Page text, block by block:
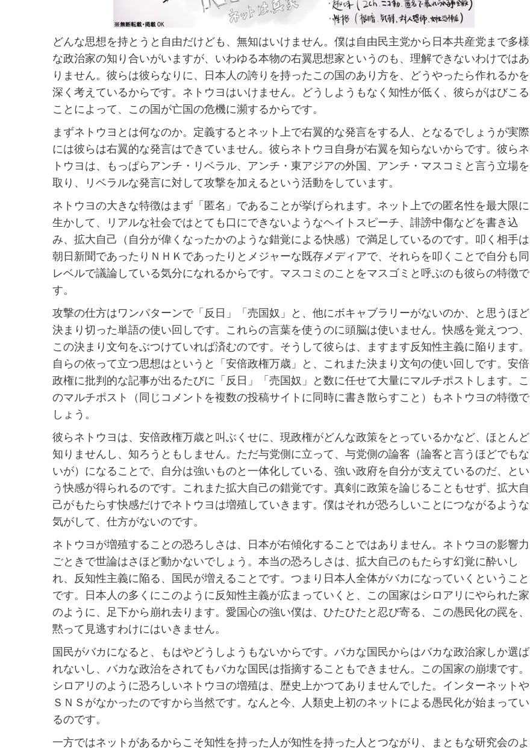
どんな思想を持とうと自由だけども、無知はいけません。僕は自由民主党から日本共産党まで多様
な政治家の知り合いがいますが、いわゆる本物の右翼思想家というのも、理解できないわけではあ
りません。彼らは彼らなりに、日本人の誇りを持ったこの国のあり方を、どうやったら作れるかを
深く考えているからです。ネトウヨはいけません。どうしようもなく知性が低く、彼らがはびこる
ことによって、この国が亡国の危機に瀕するからです。
まずネトウヨとは何なのか。定義するとネット上で右翼的な発言をする人、となるでしょうが実際
には彼らは右翼的な発言はできていません。彼らネトウヨ自身が右翼を知らないからです。彼らネ
トウヨは、もっぱらアンチ・リベラル、アンチ・東アジアの外国、アンチ・マスコミと言う立場を
取り、リベラルな発言に対して攻撃を加えるという活動をしています。
ネトウヨの大きな特徴はまず「匿名」であることが挙げられます。ネット上での匿名性を最大限に
生かして、リアルな社会ではとても口にできないようなヘイトスピーチ、誹謗中傷などを書き込
み、拡大自己（自分が偉くなったかのような錯覚による快感）で満足しているのです。叩く相手は
朝日新聞であったりＮＨＫであったりとメジャーな既存メディアで、それらを叩くことで自分も同
レベルで議論している気分になれるからです。マスコミのことをマスゴミと呼ぶのも彼らの特徴で
す。
攻撃の仕方はワンパターンで「反日」「売国奴」と、他にボキャブラリーがないのか、と思うほど
決まり切った単語の使い回しです。これらの言葉を使うのに頭脳は使いません。快感を覚えつつ、
この決まり文句をぶつけていれば済むのです。そうして彼らは、ますます反知性主義に陥ります。
自らの依って立つ思想はというと「安倍政権万歳」と、これまた決まり文句の使い回しです。安倍
政権に批判的な記事が出るたびに「反日」「売国奴」と数に任せて大量にマルチポストします。こ
のマルチポスト（同じコメントを複数の投稿サイトに同時に書き散らすこと）もネトウヨの特徴で
しょう。
彼らネトウヨは、安倍政権万歳と叫ぶくせに、現政権がどんな政策をとっているかなど、ほとんど
知りませんし、知ろうともしません。ただ与党側に立って、与党側の論客（論客と言うほどでもな
いが）になることで、自分は強いものと一体化している、強い政府を自分が支えているのだ、とい
う快感が得られるのです。これまた拡大自己の錯覚です。真剣に政策を論じることもせず、拡大自
己がもたらす快感だけでネトウヨは増殖していきます。僕はそれが恐ろしいことにつながるような
気がして、仕方がないのです。
ネトウヨが増殖することの恐ろしさは、日本が右傾化することではありません。ネトウヨの影響力
ごときで世論はさほど動かないでしょう。本当の恐ろしさは、拡大自己のもたらす幻覚に酔いし
れ、反知性主義に陥る、国民が増えることです。つまり日本人全体がバカになっていくということ
です。日本人の多くにこのように反知性主義が広まっていくと、この国家はシロアリにやられた家
のように、足下から崩れ去ります。愛国心の強い僕は、ひたひたと忍び寄る、この愚民化の罠を、
黙って見逃すわけにはいきません。
国民がバカになると、もはやどうしようもないからです。バカな国民からはバカな政治家しか選ば
れないし、バカな政治をされてもバカな国民は指摘することもできません。この国家の崩壊です。
シロアリのように恐ろしいネトウヨの増殖は、歴史上かつてありませんでした。インターネットや
ＳＮＳがなかったのですから当然です。なんと今、人類史上初のネットによる愚民化が始まってい
るのです。
一方ではネットがあるからこそ知性を持った人が知性を持った人とつながり、まともな研究会のよ